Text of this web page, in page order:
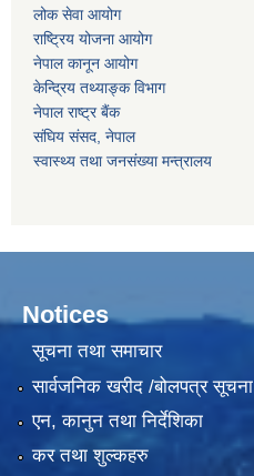
लोक सेवा आयोग
राष्‍ट्रिय योजना आयोग
नेपाल कानून आयोग
केन्द्रिय तथ्याङ्क विभाग
नेपाल राष्‍ट्र बैंक
संघिय संसद, नेपाल
स्वास्थ्य तथा जनसंख्या मन्त्रालय
Notices
सूचना तथा समाचार
सार्वजनिक खरीद /बोलपत्र सूचना
एन, कानुन तथा निर्देशिका
कर तथा शुल्कहरु